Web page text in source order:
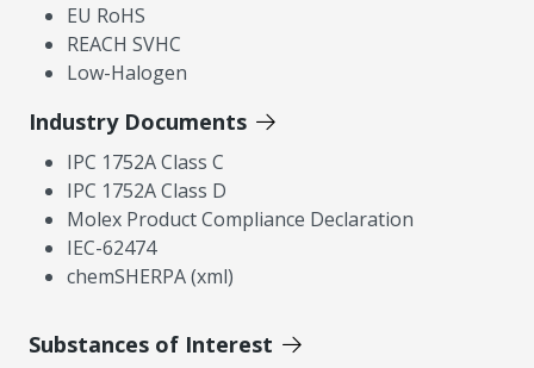
EU RoHS
REACH SVHC
Low-Halogen
Industry Documents
IPC 1752A Class C
IPC 1752A Class D
Molex Product Compliance Declaration
IEC-62474
chemSHERPA (xml)
Substances of Interest